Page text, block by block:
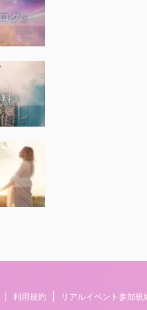
利用規約 リアルイベント参加規